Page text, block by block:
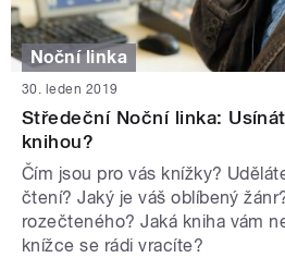
Noční linka
30. leden 2019
Středeční Noční linka:
knihou?
Čím jsou pro vás knížky?
čtení? Jaký je váš oblíbený
rozečteného? Jaká kniha vám
knížce se rádi vracíte?